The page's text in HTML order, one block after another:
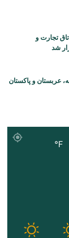
تجارت و
شد
عربستان و پاکستان
℉